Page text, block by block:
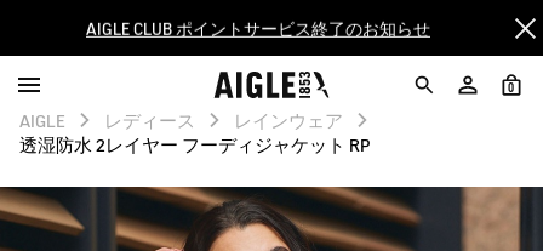
AIGLE CLUB ポイントサービス終了のお知らせ
【最大50%OFF】FINAL SALEがスタート！
ログイン/会員登録で送料＆返品無料
AIGLE CLUB ポイントサービス終了のお知らせ
0
AIGLE レディース
レインウェア
透湿防水 2レイヤー フーディジャケット RP